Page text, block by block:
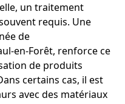
un traitement
requis. Une
de
en-Forêt, renforce ce
de produits
certains cas, il est
avec des matériaux